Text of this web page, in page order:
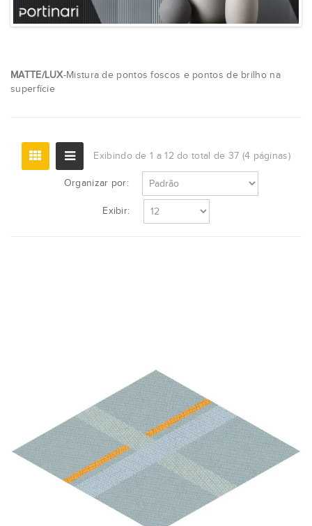
MATTE/LUX-Mistura de pontos foscos e pontos de brilho na
superfície
Exibindo de 1 a 12 do total de 37 (4 páginas)
Organizar por:
Exibir: